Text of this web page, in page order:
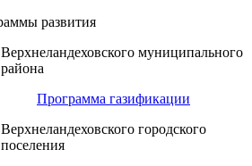
развития
Верхнеландеховского муниципального
района
Программа газификации
Верхнеландеховского городского
поселения